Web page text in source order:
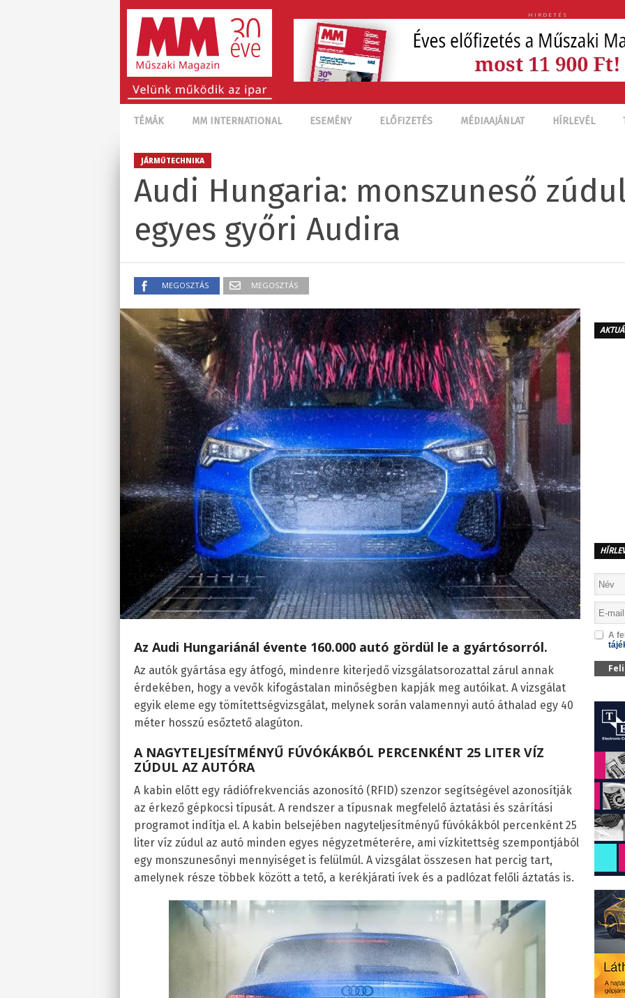
HIRDETÉS
TÉMÁK MM INTERNATIONAL ESEMÉNY ELŐFIZETÉS MÉDIAAJÁNLAT HÍRLEVÉL
JÁRMŰTECHNIKA
Audi Hungaria: monszuneső
egyes győri Audira
MEGOSZTÁS MEGOSZTÁS
Az Audi Hungariánál évente 160.000 autó gördül le a gyártósorról.
Az autók gyártása egy átfogó, mindenre kiterjedő vizsgálatsorozattal zárul annak
érdekében, hogy a vevők kifogástalan minőségben kapják meg autóikat. A vizsgálat
egyik eleme egy tömítettségvizsgálat, melynek során valamennyi autó áthalad egy 40
méter hosszú esőztető alagúton.
A NAGYTELJESÍTMÉNYŰ FÚVÓKÁKBÓL PERCENKÉNT 25 LITER VÍZ
ZÚDUL AZ AUTÓRA
A kabin előtt egy rádiófrekvenciás azonosító (RFID) szenzor segítségével azonosítják
az érkező gépkocsi típusát. A rendszer a típusnak megfelelő áztatási és szárítási
programot indítja el. A kabin belsejében nagyteljesítményű fúvókákból percenként 25
liter víz zúdul az autó minden egyes négyzetméterére, ami vízkitettség szempontjából
egy monszunesőnyi mennyiséget is felülmúl. A vizsgálat összesen hat percig tart,
amelynek része többek között a tető, a kerékjárati ívek és a padlózat felőli áztatás is.
A